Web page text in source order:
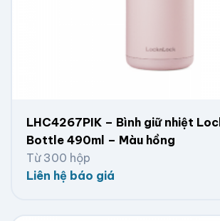
LHC4267PIK – Bình giữ nhiệt
Bottle 490ml – Màu hồng
Từ 300 hộp
Liên hệ báo giá